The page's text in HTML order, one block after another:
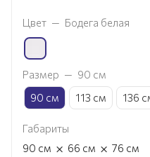
Цвет — Бодега белая
Размер — 90 см
90 см
113 см 136
Габариты
90 см × 66 см × 76 см